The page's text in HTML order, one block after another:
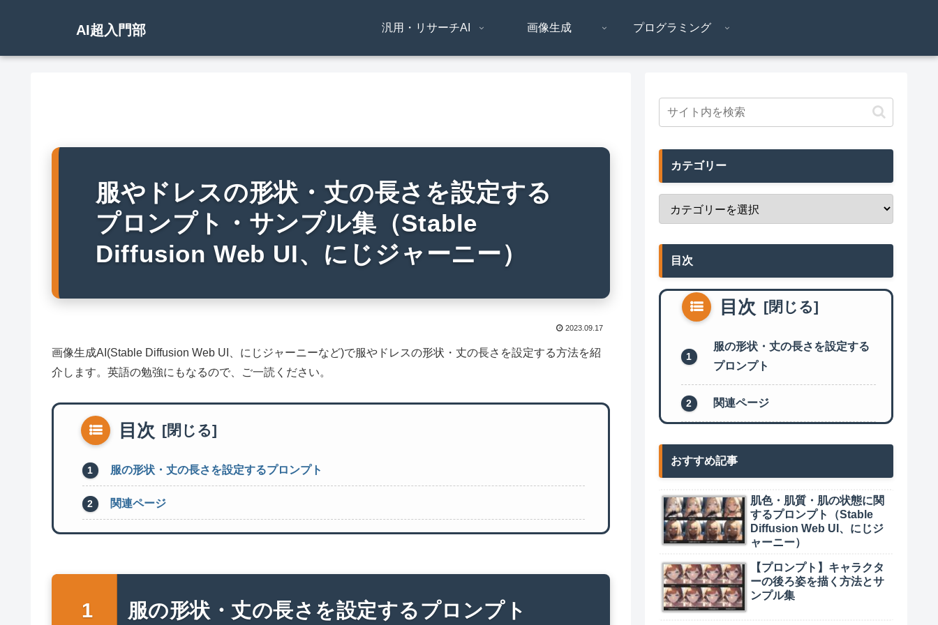
AI超入門部 汎用・リサーチAI 画像生成 プログラミング
服やドレスの形状・丈の長さを設定する
プロンプト・サンプル集（Stable
Diffusion Web UI、にじジャーニー）
2023.09.17
画像生成AI(Stable Diffusion Web UI、にじジャーニーなど)で服やドレスの形状・丈の長さを設定する方法を紹
介します。英語の勉強にもなるので、ご一読ください。
目次
服の形状・丈の長さを設定するプロンプト
関連ページ
服の形状・丈の長さを設定するプロンプト
カテゴリー
目次
目次
服の形状・丈の長さを設定する
プロンプト
関連ページ
おすすめ記事
肌色・肌質・肌の状態に関
するプロンプト（Stable
Diffusion Web UI、にじジ
ャーニー）
【プロンプト】キャラクタ
ーの後ろ姿を描く方法とサ
ンプル集